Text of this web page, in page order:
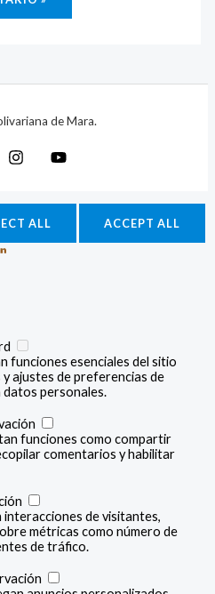
de Mara.
ALL ACCEPT ALL
funciones esenciales del sitio
ajustes de preferencias de
datos personales.
funciones como compartir
comentarios y habilitar
de visitantes,
métricas como número de
de tráfico.